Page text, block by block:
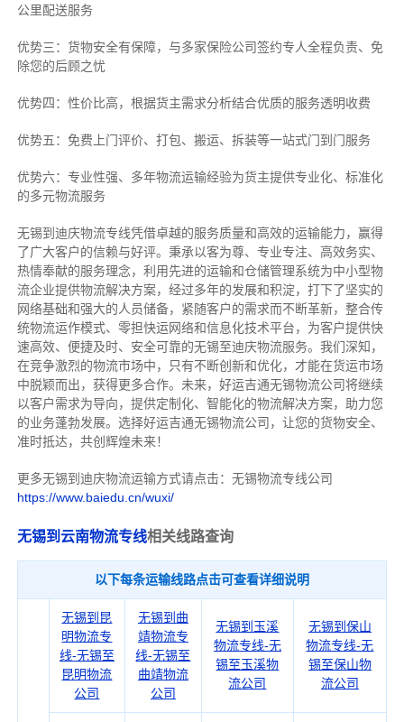
公里配送服务
优势三：货物安全有保障，与多家保险公司签约专人全程负责、免
除您的后顾之忧
优势四：性价比高，根据货主需求分析结合优质的服务透明收费
优势五：免费上门评价、打包、搬运、拆装等一站式门到门服务
优势六：专业性强、多年物流运输经验为货主提供专业化、标准化
的多元物流服务
无锡到迪庆物流专线凭借卓越的服务质量和高效的运输能力，赢得
了广大客户的信赖与好评。 秉承以客为尊、专业专注、高效务实、
热情奉献的服务理念，利用先进的运输和仓储管理系统为中小型物
流企业提供物流解决方案，经过多年的发展和积淀，打下了坚实的
网络基础和强大的人员储备，紧随客户的需求而不断革新，整合传
统物流运作模式、零担快运网络和信息化技术平台，为客户提供快
速高效、便捷及时、安全可靠的无锡至迪庆物流服务。 我们深知，
在竞争激烈的物流市场中，只有不断创新和优化，才能在货运市场
中脱颖而出，获得更多合作。 未来，好运吉通无锡物流公司将继续
以客户需求为导向，提供定制化、智能化的物流解决方案，助力您
的业务蓬勃发展。选择好运吉通无锡物流公司，让您的货物安全、
准时抵达，共创辉煌未来！
更多无锡到迪庆物流运输方式请点击：无锡物流专线公司
https://www.baiedu.cn/wuxi/
无锡到云南物流专线相关线路查询
以下每条运输线路点击可查看详细说明
无锡到昆
明物流专
线-无锡至
昆明物流
公司
无锡到曲
靖物流专
线-无锡至
曲靖物流
公司
无锡到玉溪
物流专线-无
锡至玉溪物
流公司
无锡到保山
物流专线-无
锡至保山物
流公司